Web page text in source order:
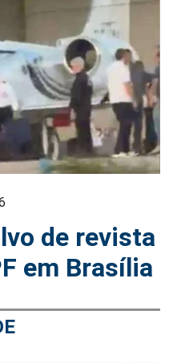
de revista
em Brasília